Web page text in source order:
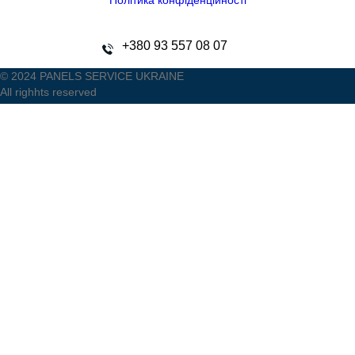
+380 93 557 08 07
© 2024 PANELS SERVICE UKRAINE
All righhts reserved